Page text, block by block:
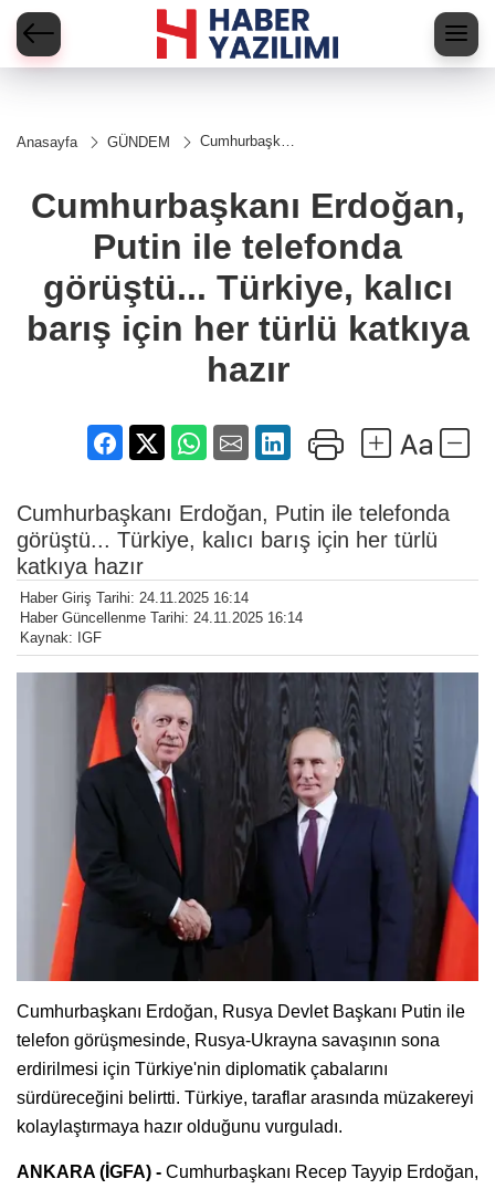
Anasayfa GÜNDEM
Cumhurbaşkanı
görüştü...
Türkiye, kalıcı
barış için her
türlü katkıya
hazır
Cumhurbaşkanı Erdoğan,
Putin ile telefonda
görüştü... Türkiye, kalıcı
barış için her türlü katkıya
hazır
Cumhurbaşkanı Erdoğan, Putin ile telefonda
görüştü... Türkiye, kalıcı barış için her türlü
katkıya hazır
Haber Giriş Tarihi: 24.11.2025 16:14
Haber Güncellenme Tarihi: 24.11.2025 16:14
Kaynak: IGF
Cumhurbaşkanı Erdoğan, Rusya Devlet Başkanı Putin ile
telefon görüşmesinde, Rusya-Ukrayna savaşının sona
erdirilmesi için Türkiye'nin diplomatik çabalarını
sürdüreceğini belirtti. Türkiye, taraflar arasında müzakereyi
kolaylaştırmaya hazır olduğunu vurguladı.
ANKARA (İGFA) - Cumhurbaşkanı Recep Tayyip Erdoğan,